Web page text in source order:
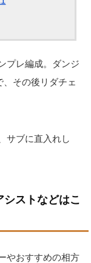
プレ編成。ダンジ
その後リダチェ
サブに直入れし
ストなどはこ
やおすすめの相方